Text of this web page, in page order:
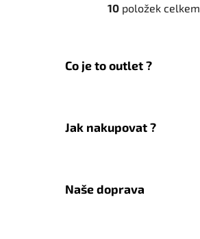
O
í
p
10položek celkem
Co je to outlet ?
Jak nakupovat ?
Naše doprava